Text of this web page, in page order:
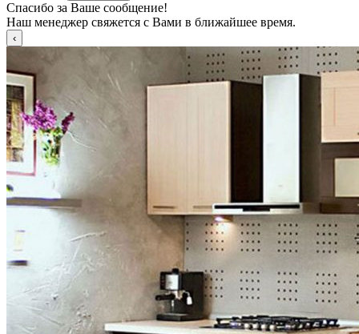
Спасибо за Ваше сообщение!
Наш менеджер свяжется с Вами в ближайшее время.